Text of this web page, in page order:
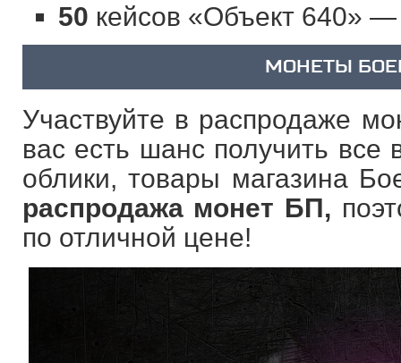
50 кейсов «Объект 640»
МОНЕТЫ
Участвуйте в распродаже
вас есть шанс получить
облики, товары магазина
распродажа монет БП,
по отличной цене!